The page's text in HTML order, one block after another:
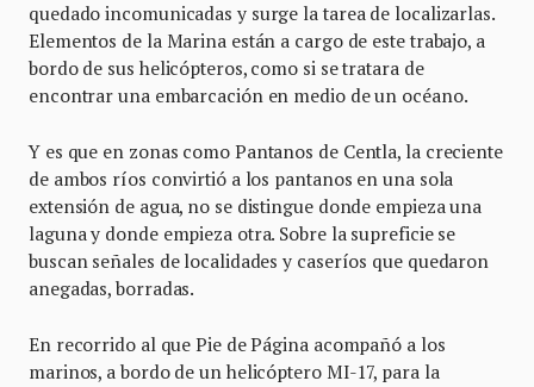
quedado incomunicadas y surge la tarea de localizarlas.
Elementos de la Marina están a cargo de este trabajo, a
bordo de sus helicópteros, como si se tratara de
encontrar una embarcación en medio de un océano.
Y es que en zonas como Pantanos de Centla, la creciente
de ambos ríos convirtió a los pantanos en una sola
extensión de agua, no se distingue donde empieza una
laguna y donde empieza otra. Sobre la supreficie se
buscan señales de localidades y caseríos que quedaron
anegadas, borradas.
En recorrido al que Pie de Página acompañó a los
marinos, a bordo de un helicóptero MI-17, para la